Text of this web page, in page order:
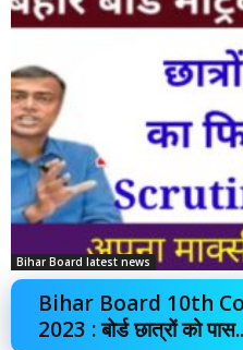
Bihar Board latest news
Bihar Board 10th
2023 : बोर्ड छात्रों को